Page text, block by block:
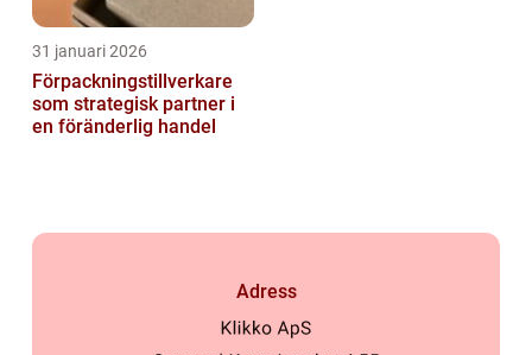
31 januari 2026
Förpackningstillverkare
som strategisk partner i
en föränderlig handel
Adress